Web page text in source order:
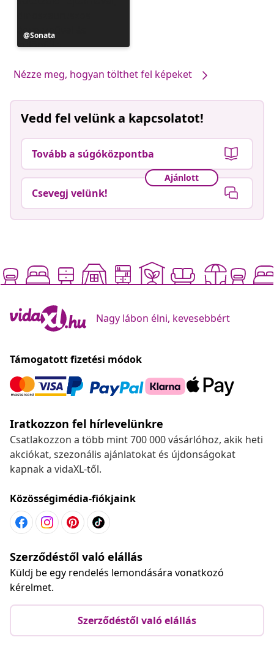
Bejegyzés
közzétevője
Sonata
Nézze meg, hogyan tölthet fel képeket
Vedd fel velünk a kapcsolatot!
Tovább a súgóközpontba
Ajánlott
Csevegj velünk!
Nagy lábon élni, kevesebbért
Támogatott fizetési módok
Iratkozzon fel hírlevelünkre
Csatlakozzon a több mint 700 000 vásárlóhoz, akik heti
akciókat, szezonális ajánlatokat és újdonságokat
kapnak a vidaXL-től.
Közösségimédia-fiókjaink
Szerződéstől való elállás
Küldj be egy rendelés lemondására vonatkozó
kérelmet.
Szerződéstől való elállás